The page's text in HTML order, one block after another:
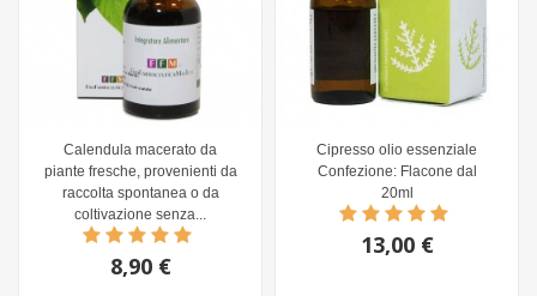
Calendula macerato da
piante fresche, provenienti da
raccolta spontanea o da
coltivazione senza...
8,90 €
Cipresso olio essenziale
Confezione: Flacone dal
20ml
13,00 €